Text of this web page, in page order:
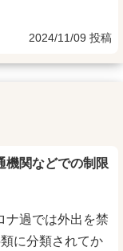
2024/11/09 投稿
機関などでの制限
ナ過では外出を禁
に分類されてか